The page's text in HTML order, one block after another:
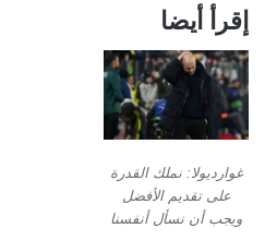
إقرأ أيضا
غوارديولا: نملك القدرة
على تقديم الأفضل
ويجب أن نسأل أنفسنا